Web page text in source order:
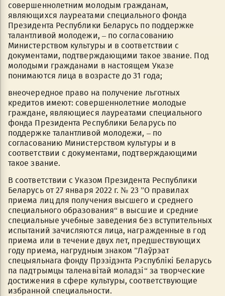
совершеннолетним молодым гражданам,
являющихся лауреатами специального фонда
Президента Республики Беларусь по поддержке
талантливой молодежи, – по согласованию
Министерством культуры и в соответствии с
документами, подтверждающими такое звание. Под
молодыми гражданами в настоящем Указе
понимаются лица в возрасте до 31 года;
внеочередное право на получение льготных
кредитов имеют: совершеннолетние молодые
граждане, являющиеся лауреатами специального
фонда Президента Республики Беларусь по
поддержке талантливой молодежи, – по
согласованию Министерством культуры и в
соответствии с документами, подтверждающими
такое звание.
В соответствии с Указом Президента Республики
Беларусь от 27 января 2022 г. № 23 ”О правилах
приема лиц для получения высшего и среднего
специального образования“ в высшие и средние
специальные учебные заведения без вступительных
испытаний зачисляются лица, награжденные в год
приема или в течение двух лет, предшествующих
году приема, нагрудным знаком ”Лаўрэат
спецыяльнага фонду Прэзiдэнта Рэспублiкi Беларусь
па падтрымцы таленавiтай моладзi“ за творческие
достижения в сфере культуры, соответствующие
избранной специальности.